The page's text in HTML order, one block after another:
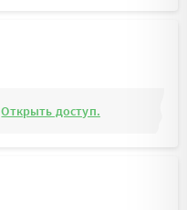
Открыть доступ.